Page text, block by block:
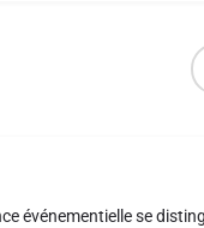
événementielle se